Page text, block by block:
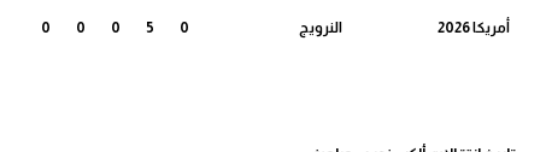
أمريكا 2026 النرويج 0
5
0
0
0